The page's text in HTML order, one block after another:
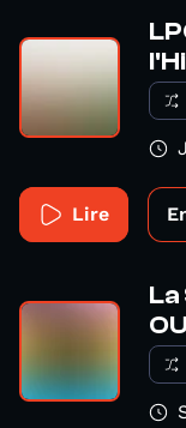
Lire